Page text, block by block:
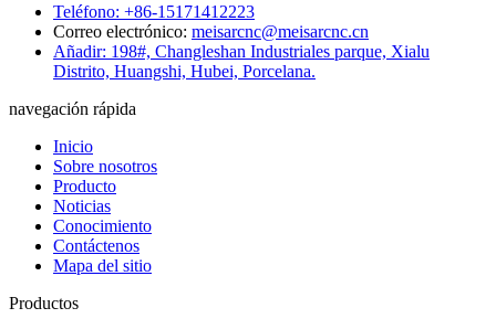
Teléfono: +86-15171412223
Correo electrónico: meisarcnc@meisarcnc.cn
Añadir: 198#, Changleshan Industriales parque, Xialu
Distrito, Huangshi, Hubei, Porcelana.
navegación rápida
Inicio
Sobre nosotros
Producto
Noticias
Conocimiento
Contáctenos
Mapa del sitio
Productos